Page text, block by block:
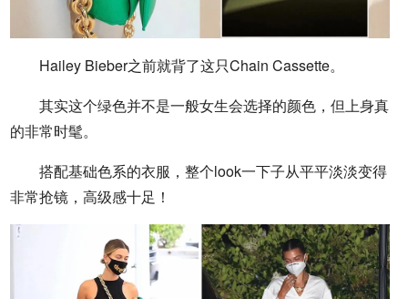
Hailey Bieber之前就背了这只Chain Cassette。
其实这个绿色并不是一般女生会选择的颜色，但上身真
的非常时髦。
搭配基础色系的衣服，整个look一下子从平平淡淡变得
非常抢镜，高级感十足！